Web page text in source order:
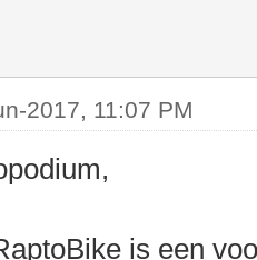
2017, 11:07 PM
is een